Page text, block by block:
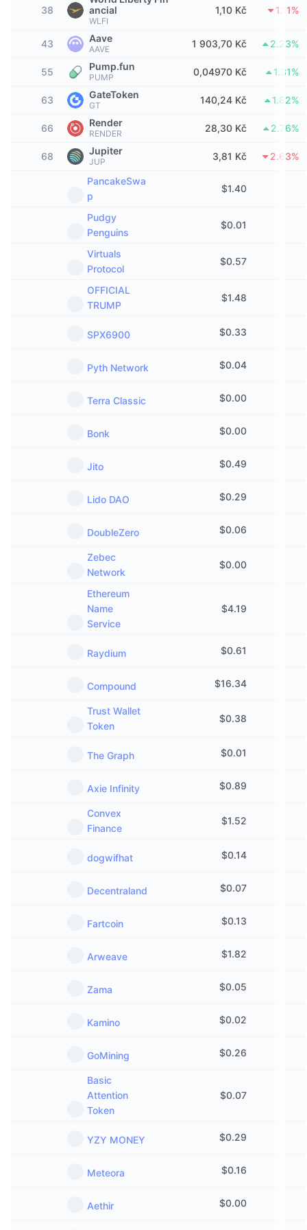
Trendující
Nové
Krypto
Politika
Technologie
Celkové NFT statistiky
Kryptoměnové ETF
Bitcoin ETF
Ethereum ETF
Technická analýza
RSI
Likvidace
Sazby financování
CMC MCP
Akademie
Prozkoumat
Videa
Airdrops
Diamantové odměny
Učte se a vydělávejte
Kalendář ICO
Kalendář událostí
38
ancial
WLFI
1,10 Kč 1.11%
43 Aave
AAVE 1 903,70 Kč 2.23%
55 Pump.fun
PUMP 0,04970 Kč 1.31%
63 GateToken
GT 140,24 Kč 1.82%
66 Render
RENDER 28,30 Kč 2.76%
68 Jupiter
JUP 3,81 Kč 2.63%
PancakeSwa
p
$1.40
Pudgy
Penguins
$0.01
Virtuals
Protocol
$0.57
OFFICIAL
TRUMP
$1.48
SPX6900 $0.33
Pyth Network $0.04
Terra Classic $0.00
Bonk $0.00
Jito $0.49
Lido DAO $0.29
DoubleZero $0.06
Zebec
Network
$0.00
Ethereum
Name
Service
$4.19
Raydium $0.61
Compound $16.34
Trust Wallet
Token
$0.38
The Graph $0.01
Axie Infinity $0.89
Convex
Finance
$1.52
dogwifhat $0.14
Decentraland $0.07
Fartcoin $0.13
Arweave $1.82
Zama $0.05
Kamino $0.02
GoМining $0.26
Basic
Attention
Token
$0.07
YZY MONEY $0.29
Meteora $0.16
Aethir $0.00